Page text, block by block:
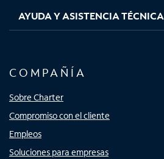
AYUDA Y ASISTENCIA TÉCNICA
COMPAÑÍA
Sobre Charter
Compromiso con el cliente
Empleos
Soluciones para empresas